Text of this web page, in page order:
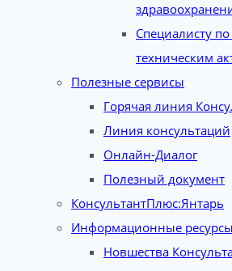
Специалисту
техническим
Полезные сервисы
Горячая линия
Линия консультаций
Онлайн-Диалог
Полезный документ
КонсультантПлюс:Янтарь
Информационные ресурсы
Новшества